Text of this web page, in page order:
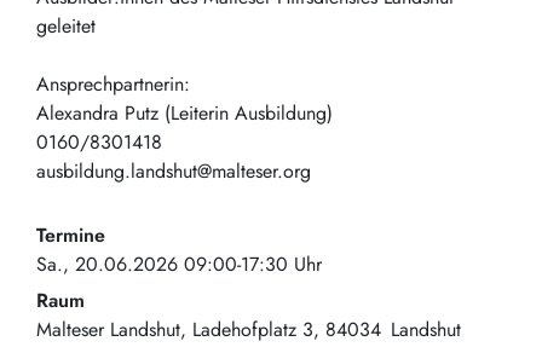
geleitet
Ansprechpartnerin:
Alexandra Putz (Leiterin Ausbildung)
0160/8301418
ausbildung.landshut@malteser.org
Termine
Sa., 20.06.2026 09:00-17:30 Uhr
Raum
Malteser Landshut Ladehofplatz 3 84034 Landshut